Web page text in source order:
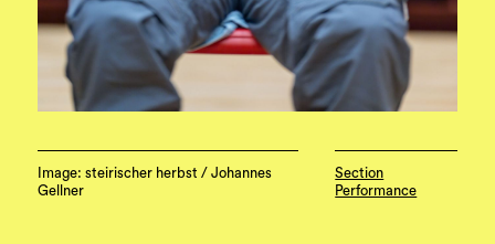
Image: steirischer herbst / Johannes
Gellner
Section
Performance